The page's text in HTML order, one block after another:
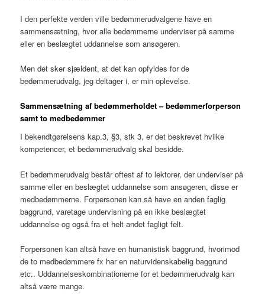
I den perfekte verden ville bedømmerudvalgene have en
sammensætning, hvor alle bedømmerne underviser på samme
eller en beslægtet uddannelse som ansøgeren.
Men det sker sjældent, at det kan opfyldes for de
bedømmerudvalg, jeg deltager i, er min oplevelse.
Sammensætning af bedømmerholdet – bedømmerforperson
samt to medbedømmer
I bekendtgørelsens kap.3, §3, stk 3, er det beskrevet hvilke
kompetencer, et bedømmerudvalg skal besidde.
Et bedømmerudvalg består oftest af to lektorer, der underviser på
samme eller en beslægtet uddannelse som ansøgeren, disse er
medbedømmerne. Forpersonen kan så have en anden faglig
baggrund, varetage undervisning på en ikke beslægtet
uddannelse og også fra et helt andet fagligt felt.
Forpersonen kan altså have en humanistisk baggrund, hvorimod
de to medbedømmere fx har en naturvidenskabelig baggrund
etc.. Uddannelseskombinationerne for et bedømmerudvalg kan
altså være mange.